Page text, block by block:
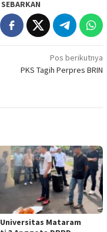
SEBARKAN
Pos berikutnya
PKS Tagih Perpres BRIN
Universitas Mataram